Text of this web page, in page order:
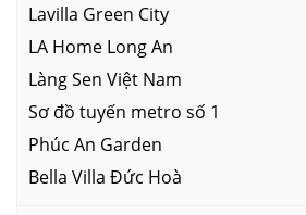
Lavilla Green City
LA Home Long An
Làng Sen Việt Nam
Sơ đồ tuyến metro số 1
Phúc An Garden
Bella Villa Đức Hoà